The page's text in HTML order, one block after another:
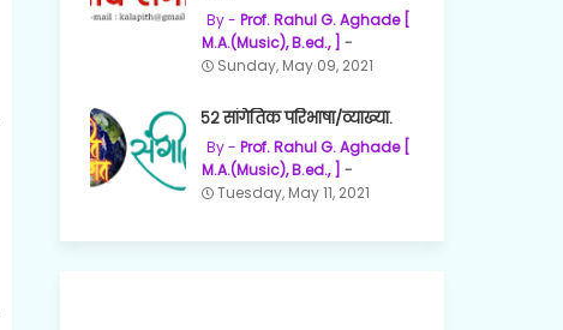
Prof. Rahul G. Aghade [
M.A.(Music), B.ed., ]
Sunday, May 09, 2021
५२ सांगेतिक परिभाषा/व्याख्या.
Prof. Rahul G. Aghade [
M.A.(Music), B.ed., ]
Tuesday, May 11, 2021